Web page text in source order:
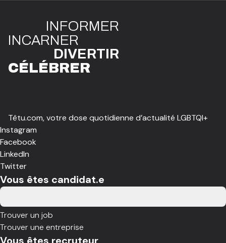
INFORMER
INCARNER
DIVERTIR
CÉLÉBRER
Têtu.com, votre dose quotidienne d’actualité LGBTQI+
Instagram
Facebook
LinkedIn
Twitter
Vous êtes candidat.e
Trouver un job
Trouver une entreprise